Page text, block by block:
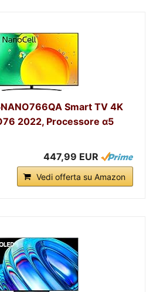
Smart TV 4K
2022, Processore α5
447,99 EUR
Vedi offerta su Amazon